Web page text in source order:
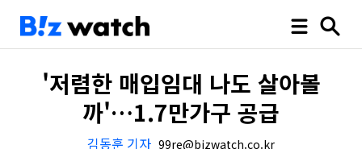
'저렴한 매입임대 나도 살아볼
까'…1.7만가구 공급
김동훈 기자 99re@bizwatch.co.kr